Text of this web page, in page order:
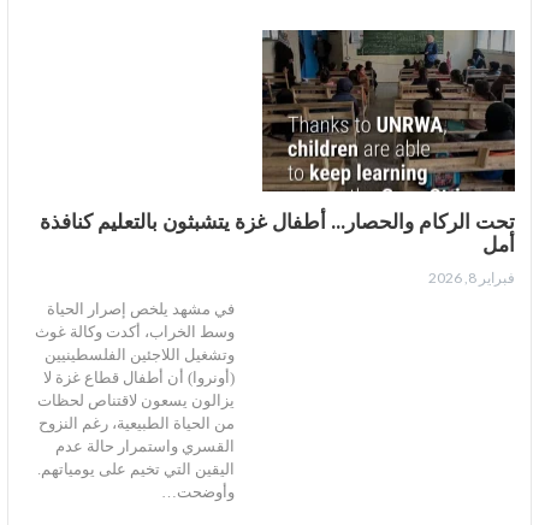
تحت الركام والحصار… أطفال غزة يتشبثون بالتعليم كنافذة
أمل
فبراير 8, 2026
في مشهد يلخص إصرار الحياة
وسط الخراب، أكدت وكالة غوث
وتشغيل اللاجئين الفلسطينيين
(أونروا) أن أطفال قطاع غزة لا
يزالون يسعون لاقتناص لحظات
من الحياة الطبيعية، رغم النزوح
القسري واستمرار حالة عدم
اليقين التي تخيم على يومياتهم.
وأوضحت…